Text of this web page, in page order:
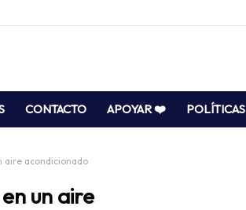
CONTACTO APOYAR ❤️ POLÍTICAS
aire acondicionado
un aire